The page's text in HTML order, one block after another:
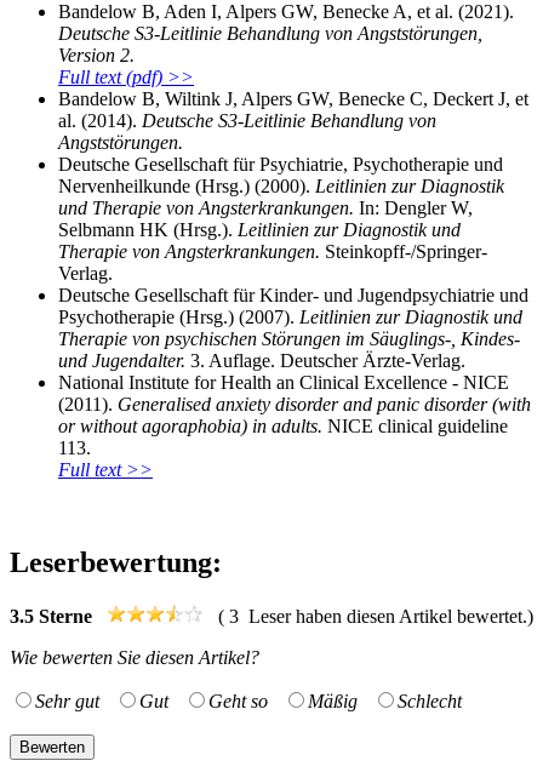
Bandelow B, Aden I, Alpers GW, Benecke A, et al. (2021).
Deutsche S3-Leitlinie Behandlung von Angststörungen,
Version 2.
Full text (pdf) >>
Bandelow B, Wiltink J, Alpers GW, Benecke C, Deckert J, et
al. (2014). Deutsche S3-Leitlinie Behandlung von
Angststörungen.
Deutsche Gesellschaft für Psychiatrie, Psychotherapie und
Nervenheilkunde (Hrsg.) (2000). Leitlinien zur Diagnostik
und Therapie von Angsterkrankungen. In: Dengler W,
Selbmann HK (Hrsg.). Leitlinien zur Diagnostik und
Therapie von Angsterkrankungen. Steinkopff-/Springer-
Verlag.
Deutsche Gesellschaft für Kinder- und Jugendpsychiatrie und
Psychotherapie (Hrsg.) (2007). Leitlinien zur Diagnostik und
Therapie von psychischen Störungen im Säuglings-, Kindes-
und Jugendalter. 3. Auflage. Deutscher Ärzte-Verlag.
National Institute for Health an Clinical Excellence - NICE
(2011). Generalised anxiety disorder and panic disorder (with
or without agoraphobia) in adults. NICE clinical guideline
113.
Full text >>
Leserbewertung:
3.5 Sterne ( 3 Leser haben diesen Artikel bewertet.)
Wie bewerten Sie diesen Artikel?
Sehr gut Gut Geht so Mäßig Schlecht